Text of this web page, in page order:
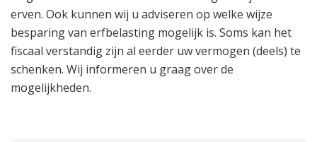
erven. Ook kunnen wij u adviseren op welke wijze
besparing van erfbelasting mogelijk is. Soms kan het
fiscaal verstandig zijn al eerder uw vermogen (deels) te
schenken. Wij informeren u graag over de
mogelijkheden.